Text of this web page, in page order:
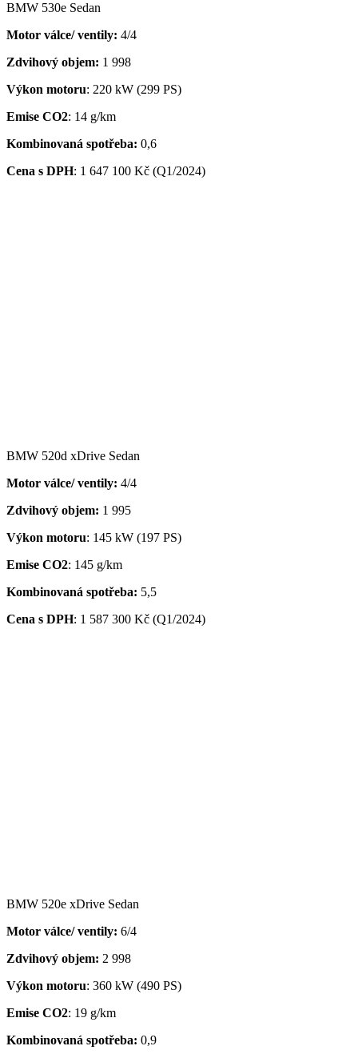
BMW 530e Sedan
Motor válce/ ventily: 4/4
Zdvihový objem: 1 998
Výkon motoru: 220 kW (299 PS)
Emise CO2: 14 g/km
Kombinovaná spotřeba: 0,6
Cena s DPH: 1 647 100 Kč (Q1/2024)
BMW 520d xDrive Sedan
Motor válce/ ventily: 4/4
Zdvihový objem: 1 995
Výkon motoru: 145 kW (197 PS)
Emise CO2: 145 g/km
Kombinovaná spotřeba: 5,5
Cena s DPH: 1 587 300 Kč (Q1/2024)
BMW 520e xDrive Sedan
Motor válce/ ventily: 6/4
Zdvihový objem: 2 998
Výkon motoru: 360 kW (490 PS)
Emise CO2: 19 g/km
Kombinovaná spotřeba: 0,9